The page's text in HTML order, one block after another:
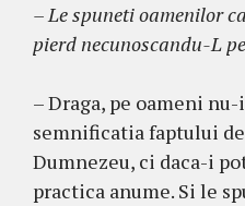
– Le spuneti oamenilor
pierd necunoscandu-L
– Draga, pe oameni
semnificatia faptului
Dumnezeu, ci daca-i
practica anume. Si le